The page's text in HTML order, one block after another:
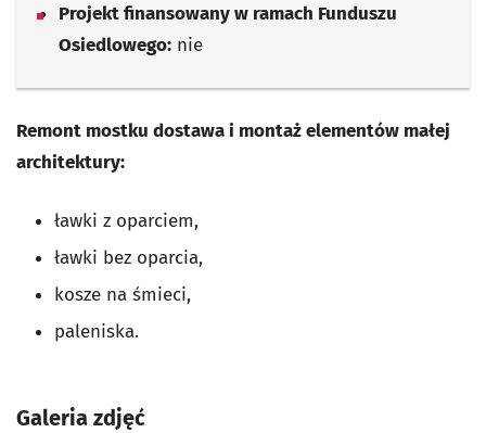
Projekt finansowany w ramach Funduszu
Osiedlowego: nie
Remont mostku dostawa i montaż elementów małej
architektury:
ławki z oparciem,
ławki bez oparcia,
kosze na śmieci,
paleniska.
Galeria zdjęć